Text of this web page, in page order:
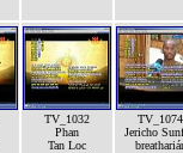
TV_1032
Phan
Tan Loc
TV_1074
Jericho